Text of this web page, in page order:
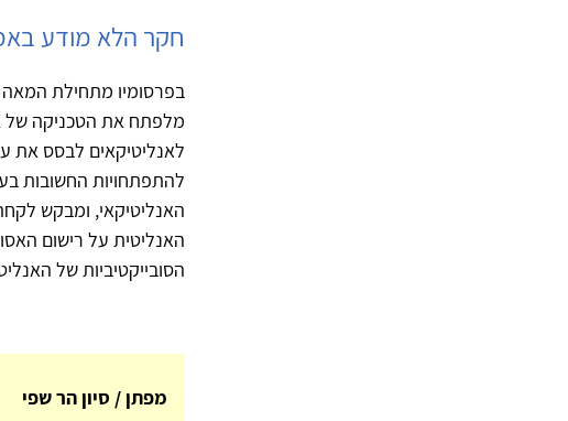
חקר הלא מודע
מלפתח את הטכניקה של
לאנליטיקאים לבסס את
להתפתחויות החשובות
האנליטיקאי, ומבקש
האנליטית על רישום
הסובייקטיביות של
מפתן / סיון הר שפי